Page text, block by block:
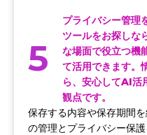
5
プライバシー管理
ツールをお探しな
な場面で役立つ機
て活用できます。
ら、安心してAI活
観点です。
保存する内容や保存期間
の管理とプライバシー保